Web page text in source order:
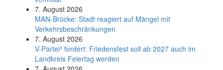
7. August 2026
MAN-Brücke: Stadt reagiert auf Mängel mit
Verkehrsbeschränkungen
7. August 2026
V-Partei­³ fordert: Friedens­fest soll ab 2027 auch im
Land­kreis Feier­tag werden